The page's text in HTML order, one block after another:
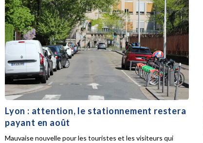
Lyon : attention, le stationnement restera
payant en août
Mauvaise nouvelle pour les touristes et les visiteurs qui